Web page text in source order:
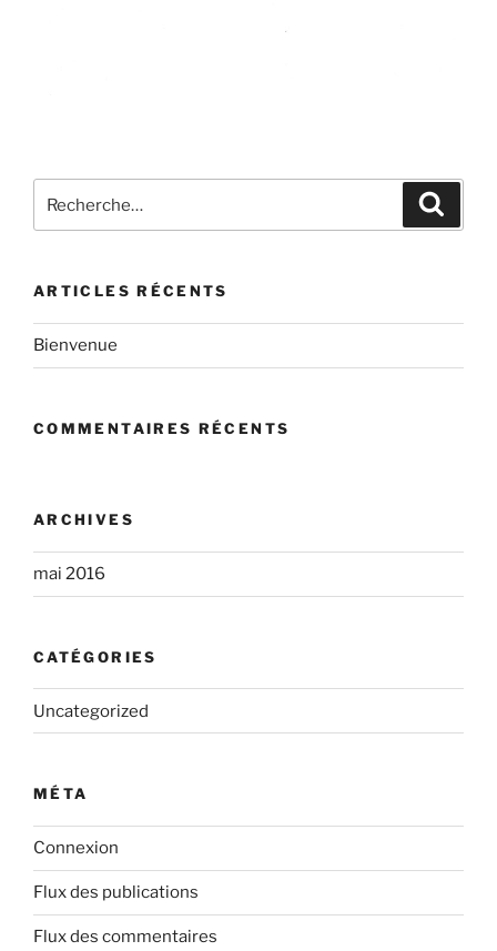
pour
ARTICLES RÉCENTS
Bienvenue
COMMENTAIRES RÉCENTS
ARCHIVES
mai 2016
CATÉGORIES
Uncategorized
MÉTA
Connexion
Flux des publications
Flux des commentaires